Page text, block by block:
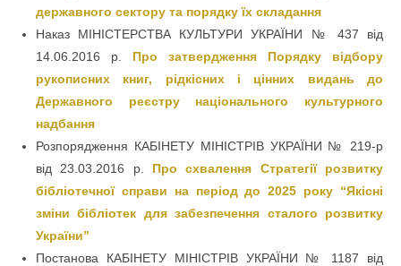
державного сектору та порядку їх складання
Наказ МІНІСТЕРСТВА КУЛЬТУРИ УКРАЇНИ № 437 від
14.06.2016 р. Про затвердження Порядку відбору
рукописних книг, рідкісних і цінних видань до
Державного реєстру національного культурного
надбання
Розпорядження КАБІНЕТУ МІНІСТРІВ УКРАЇНИ № 219-р
від 23.03.2016 р. Про схвалення Стратегії розвитку
бібліотечної справи на період до 2025 року “Якісні
зміни бібліотек для забезпечення сталого розвитку
України”
Постанова КАБІНЕТУ МІНІСТРІВ УКРАЇНИ № 1187 від